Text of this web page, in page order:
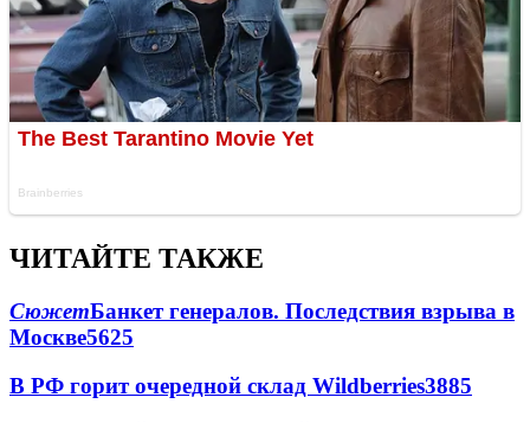
ЧИТАЙТЕ ТАКЖЕ
СюжетБанкет генералов. Последствия взрыва в
Москве5625
В РФ горит очередной склад Wildberries3885